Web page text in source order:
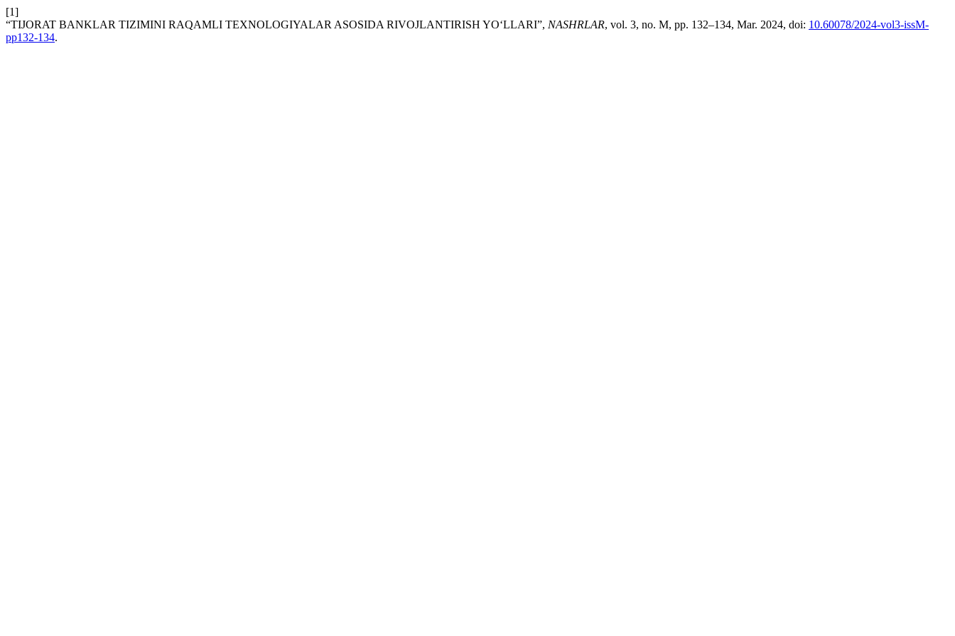
[1]
“TIJORAT BANKLAR TIZIMINI RAQAMLI TEXNOLOGIYALAR ASOSIDA RIVOJLANTIRISH YO‘LLARI”, NASHRLAR, vol. 3, no. M, pp. 132–134, Mar. 2024, doi: 10.60078/2024-vol3-issM-
pp132-134.